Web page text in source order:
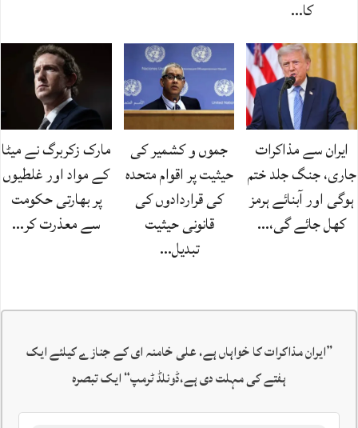
کا…
ایران سے مذاکرات
جاری، جنگ جلد ختم
ہوگی اور آبنائے ہرمز
کھل جائے گی،…
جموں و کشمیر کی
حیثیت پر اقوام متحدہ
کی قراردادوں کی
قانونی حیثیت
تبدیل…
مارک زکربرگ نے میٹا
کے مواد اور غلطیوں
پر بھارتی حکومت
سے معذرت کر…
”ایران مذاکرات کا خواہاں ہے، علی خامنہ ای کے جنازے کیلئے ایک
ہفتے کی مہلت دی ہے،ڈونلڈ ٹرمپ“ ایک تبصرہ